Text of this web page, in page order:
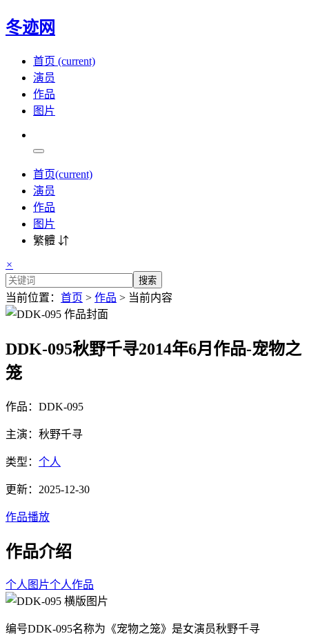
冬迹网
首页 (current)
演员
作品
图片
首页(current)
演员
作品
图片
繁體 ⇵
×
搜索
当前位置： 首页 > 作品 > 当前内容
DDK-095秋野千寻2014年6月作品-宠物之
笼
作品：DDK-095
主演：秋野千寻
类型： 个人
更新：2025-12-30
作品播放
作品介绍
个人图片个人作品
编号DDK-095名称为《宠物之笼》是女演员秋野千寻